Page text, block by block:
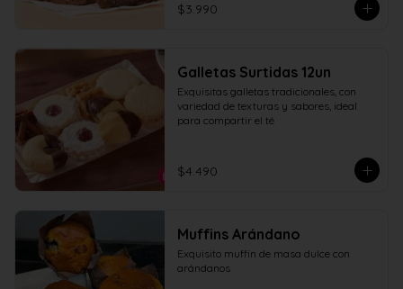
$3.990
Galletas Surtidas 12un
Exquisitas galletas tradicionales, con
variedad de texturas y sabores, ideal
para compartir el té
$4.490
Muffins Arándano
Exquisito muffin de masa dulce con
arándanos